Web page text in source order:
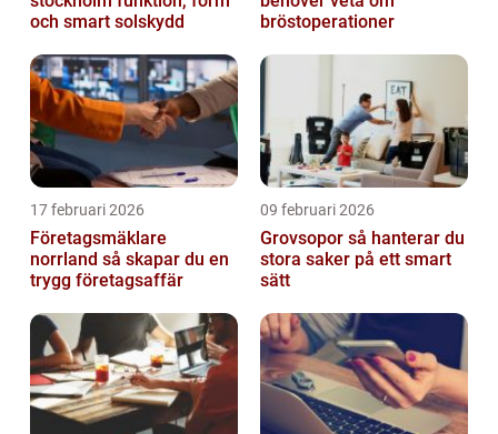
och smart solskydd
bröstoperationer
17 februari 2026
Företagsmäklare
norrland så skapar du en
trygg företagsaffär
09 februari 2026
Grovsopor så hanterar du
stora saker på ett smart
sätt